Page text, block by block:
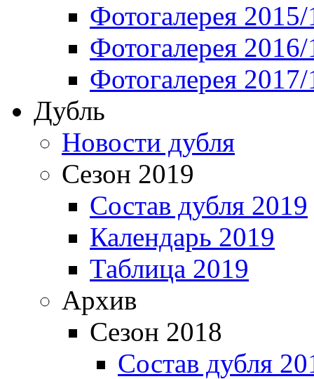
Фотогалерея
Фотогалерея
Фотогалерея
Дубль
Новости дубля
Сезон 2019
Состав дубля 2019
Календарь 2019
Таблица 2019
Архив
Сезон 2018
Состав дубля